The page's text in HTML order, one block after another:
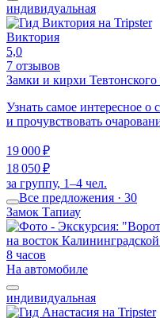
индивидуальная
Виктория
5,0
7 отзывов
Замки и кирхи Тевтонского
Узнать самое интересное о
и прочувствовать
19 000 ₽
18 050 ₽
за группу, 1–4 чел.
Все предложения · 30
Замок Тапиау
8 часов
На автомобиле
индивидуальная